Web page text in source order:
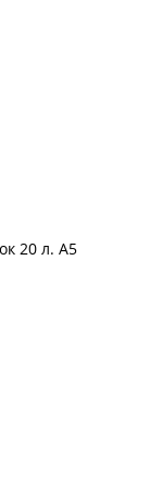
20 л. А5